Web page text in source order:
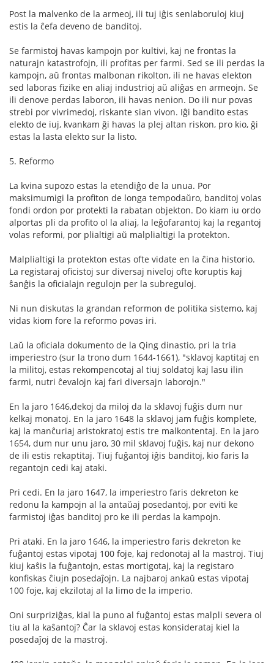
Post la malvenko de la armeoj, ili tuj iĝis senlaboruloj kiuj
estis la ĉefa deveno de banditoj.
Se farmistoj havas kampojn por kultivi, kaj ne frontas la
naturajn katastrofojn, ili profitas per farmi. Sed se ili perdas la
kampojn, aŭ frontas malbonan rikolton, ili ne havas elekton
sed laboras fizike en aliaj industrioj aŭ aliĝas en armeojn. Se
ili denove perdas laboron, ili havas nenion. Do ili nur povas
strebi por vivrimedoj, riskante sian vivon. Iĝi bandito estas
elekto de iuj, kvankam ĝi havas la plej altan riskon, pro kio, ĝi
estas la lasta elekto sur la listo.
5. Reformo
La kvina supozo estas la etendiĝo de la unua. Por
maksimumigi la profiton de longa tempodaŭro, banditoj volas
fondi ordon por protekti la rabatan objekton. Do kiam iu ordo
alportas pli da profito ol la aliaj, la leĝofarantoj kaj la regantoj
volas reformi, por plialtigi aŭ malplialtigi la protekton.
Malplialtigi la protekton estas ofte vidate en la ĉina historio.
La registaraj oficistoj sur diversaj niveloj ofte koruptis kaj
ŝanĝis la oficialajn regulojn per la subreguloj.
Ni nun diskutas la grandan reformon de politika sistemo, kaj
vidas kiom fore la reformo povas iri.
Laŭ la oficiala dokumento de la Qing dinastio, pri la tria
imperiestro (sur la trono dum 1644-1661), "sklavoj kaptitaj en
la militoj, estas rekompencotaj al tiuj soldatoj kaj lasu ilin
farmi, nutri ĉevalojn kaj fari diversajn laborojn."
En la jaro 1646,dekoj da miloj da la sklavoj fuĝis dum nur
kelkaj monatoj. En la jaro 1648 la sklavoj jam fuĝis komplete,
kaj la manĉuriaj aristokratoj estis tre malkontentaj. En la jaro
1654, dum nur unu jaro, 30 mil sklavoj fuĝis, kaj nur dekono
de ili estis rekaptitaj. Tiuj fuĝantoj iĝis banditoj, kio faris la
regantojn cedi kaj ataki.
Pri cedi. En la jaro 1647, la imperiestro faris dekreton ke
redonu la kampojn al la antaŭaj posedantoj, por eviti ke
farmistoj iĝas banditoj pro ke ili perdas la kampojn.
Pri ataki. En la jaro 1646, la imperiestro faris dekreton ke
fuĝantoj estas vipotaj 100 foje, kaj redonotaj al la mastroj. Tiuj
kiuj kaŝis la fuĝantojn, estas mortigotaj, kaj la registaro
konfiskas ĉiujn posedaĵojn. La najbaroj ankaŭ estas vipotaj
100 foje, kaj ekzilotaj al la limo de la imperio.
Oni surpriziĝas, kial la puno al fuĝantoj estas malpli severa ol
tiu al la kaŝantoj? Ĉar la sklavoj estas konsiderataj kiel la
posedaĵoj de la mastroj.